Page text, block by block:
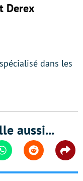
Derex
dans les
aussi...
WhatsappReddit